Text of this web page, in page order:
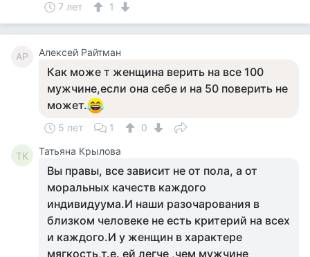
7 лет 1
АР Алексей Райтман
Как може т женщина верить на все 100
мужчине,если она себе и на 50 поверить не
может.
5 лет 1 0
ТК Татьяна Крылова
Вы правы, все зависит не от пола, а от
моральных качеств каждого
индивидуума.И наши разочарования в
близком человеке не есть критерий на всех
и каждого.И у женщин в характере
мягкость,т.е. ей легче ,чем мужчине